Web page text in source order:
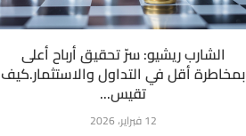
الشارب ريشيو: سرّ تحقيق أرباح أعلى
بمخاطرة أقل في التداول والاستثمار.كيف
تقيس...
12 فبراير، 2026